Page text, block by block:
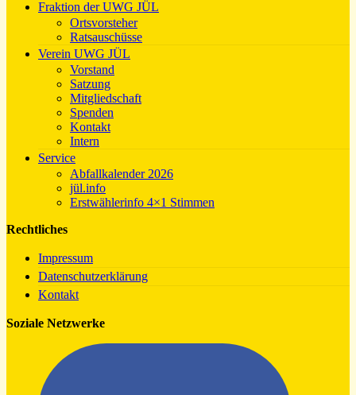
Fraktion der UWG JÜL
Ortsvorsteher
Ratsauschüsse
Verein UWG JÜL
Vorstand
Satzung
Mitgliedschaft
Spenden
Kontakt
Intern
Service
Abfallkalender 2026
jül.info
Erstwählerinfo 4×1 Stimmen
Rechtliches
Impressum
Datenschutzerklärung
Kontakt
Soziale Netzwerke